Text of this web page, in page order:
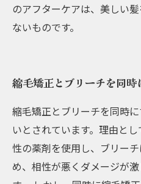
のアフターケアは、美しい
ないものです。
縮毛矯正とブリーチを同時
縮毛矯正とブリーチを同時
いとされています。理由と
性の薬剤を使用し、ブリー
め、相性が悪くダメージが